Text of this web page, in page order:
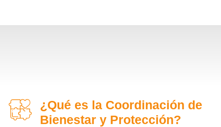
¿Qué es la Coordinación de
Bienestar y Protección?